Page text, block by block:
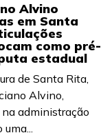
Alvino
em Santa
como pré-
estadual
de Santa Rita,
Alvino,
administração